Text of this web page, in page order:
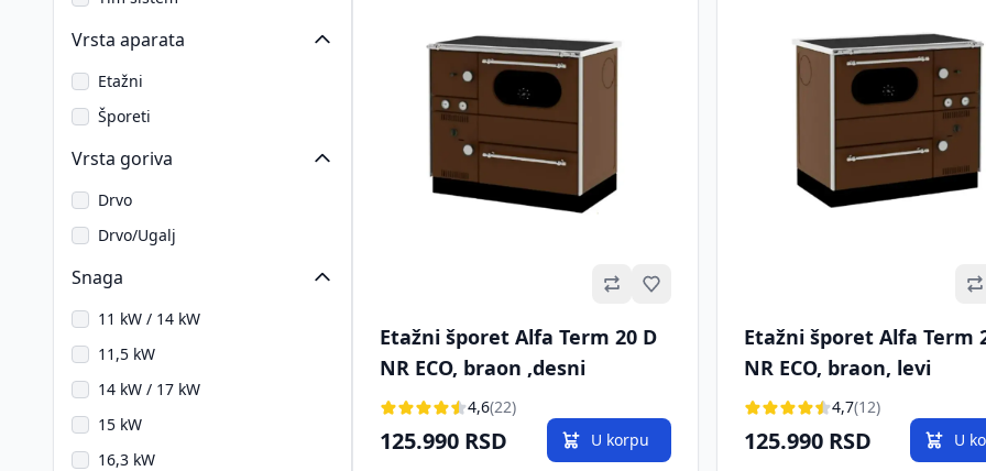
Vrsta aparata
Etažni
Šporeti
Vrsta goriva
Drvo
Drvo/Ugalj
Snaga
11 kW / 14 kW
11,5 kW
14 kW / 17 kW
15 kW
16,3 kW
Omiljeno
Etažni šporet Alfa Term 20 D
NR ECO, braon ,desni
4,6(22)
125.990 RSD U korpu
Etažni šporet Alfa Term
NR ECO, braon, levi
4,7(12)
125.990 RSD U